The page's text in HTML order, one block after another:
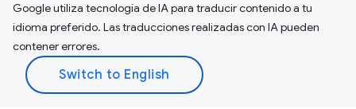
Google utiliza tecnología de IA para traducir contenido a tu
idioma preferido. Las traducciones realizadas con IA pueden
contener errores.